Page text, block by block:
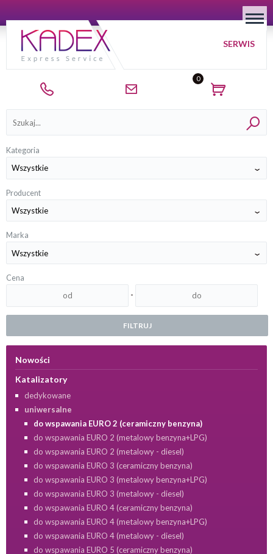
0
SERWIS
Kategoria
Producent
Marka
Cena
-
FILTRUJ
Kategorie
Nowości
Katalizatory
dedykowane
uniwersalne
do wspawania EURO 2 (ceramiczny benzyna)
do wspawania EURO 2 (metalowy benzyna+LPG)
do wspawania EURO 2 (metalowy - diesel)
do wspawania EURO 3 (ceramiczny benzyna)
do wspawania EURO 3 (metalowy benzyna+LPG)
do wspawania EURO 3 (metalowy - diesel)
do wspawania EURO 4 (ceramiczny benzyna)
do wspawania EURO 4 (metalowy benzyna+LPG)
do wspawania EURO 4 (metalowy - diesel)
do wspawania EURO 5 (ceramiczny benzyna)